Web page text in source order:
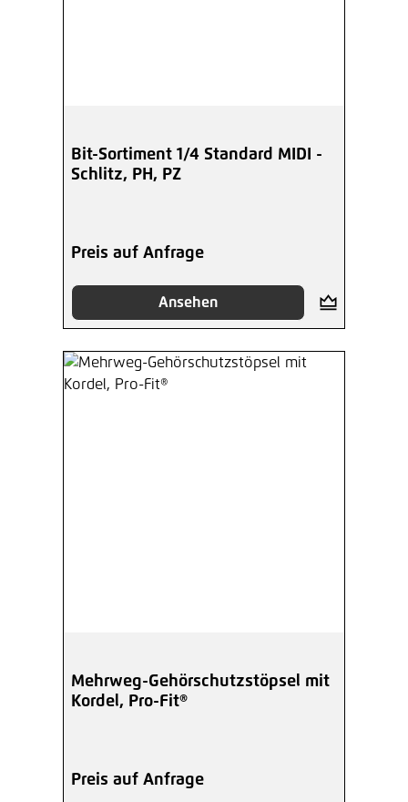
Bit-Sortiment 1/4 Standard MIDI -
Schlitz, PH, PZ
Preis auf Anfrage
Ansehen
Mehrweg-Gehörschutzstöpsel mit
Kordel, Pro-Fit®
Preis auf Anfrage